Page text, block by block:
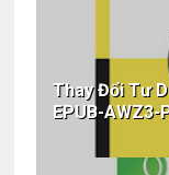
Thay Đổi Tư
EPUB-AWZ3-